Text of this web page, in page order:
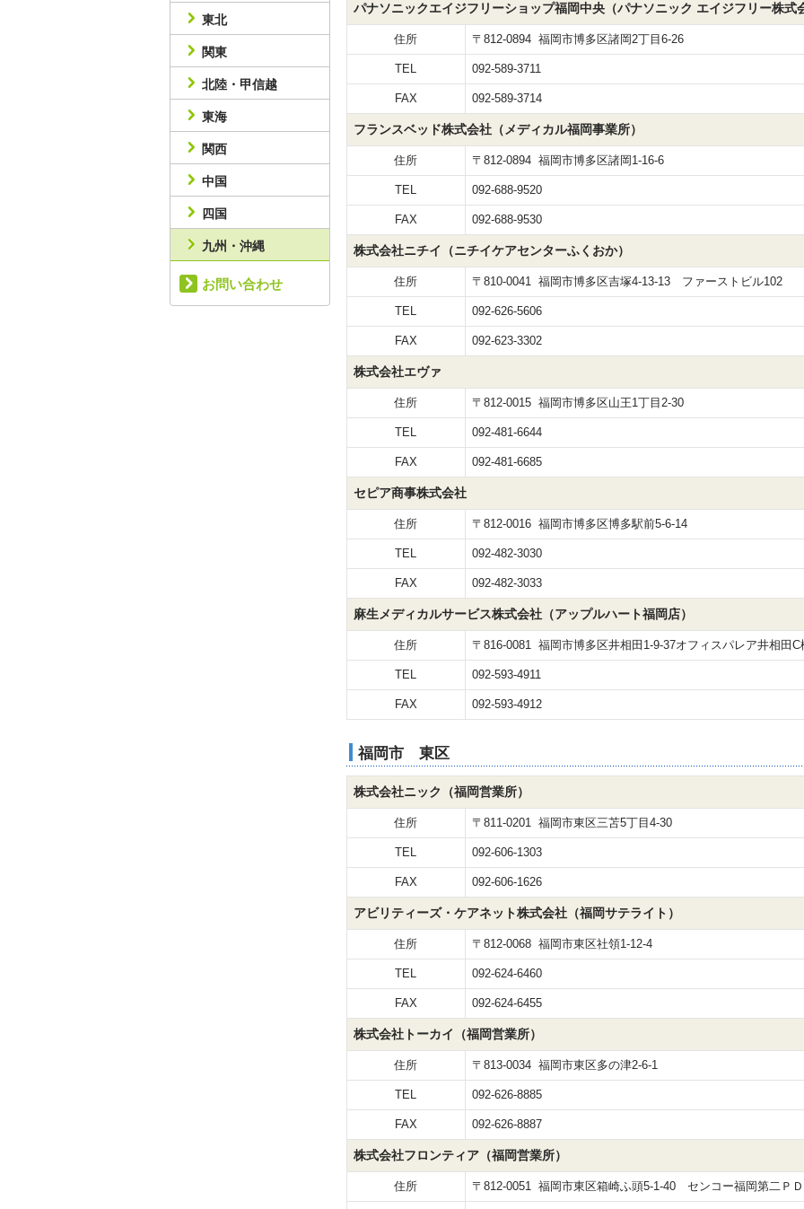
パナソニックエイジフリーショップ福岡中央（パナソニック エイジフリー株式
住所 〒812-0894 福岡市博多区諸岡2丁目6-26
TEL 092-589-3711
FAX 092-589-3714
フランスベッド株式会社（メディカル福岡事業所）
住所 〒812-0894 福岡市博多区諸岡1-16-6
TEL 092-688-9520
FAX 092-688-9530
株式会社ニチイ（ニチイケアセンターふくおか）
住所 〒810-0041 福岡市博多区吉塚4-13-13 ファーストビル102
TEL 092-626-5606
FAX 092-623-3302
株式会社エヴァ
住所 〒812-0015 福岡市博多区山王1丁目2-30
TEL 092-481-6644
FAX 092-481-6685
セピア商事株式会社
住所 〒812-0016 福岡市博多区博多駅前5-6-14
TEL 092-482-3030
FAX 092-482-3033
麻生メディカルサービス株式会社（アップルハート福岡店）
住所 〒816-0081 福岡市博多区井相田1-9-37オフィスパレア井相田C
TEL 092-593-4911
FAX 092-593-4912
福岡市 東区
株式会社ニック（福岡営業所）
住所 〒811-0201 福岡市東区三苫5丁目4-30
TEL 092-606-1303
FAX 092-606-1626
アビリティーズ・ケアネット株式会社（福岡サテライト）
住所 〒812-0068 福岡市東区社領1-12-4
TEL 092-624-6460
FAX 092-624-6455
株式会社トーカイ（福岡営業所）
住所 〒813-0034 福岡市東区多の津2-6-1
TEL 092-626-8885
FAX 092-626-8887
株式会社フロンティア（福岡営業所）
住所 〒812-0051 福岡市東区箱崎ふ頭5-1-40 センコー福岡第二Ｐ
東北
関東
北陸・甲信越
東海
関西
中国
四国
九州・沖縄
お問い合わせ